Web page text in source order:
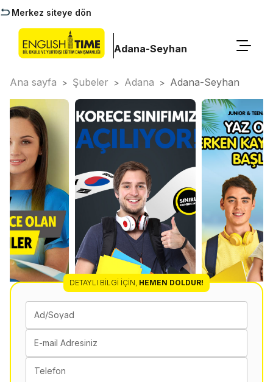
Merkez siteye dön
Adana-Seyhan
Ana sayfa > Şubeler > Adana > Adana-Seyhan
DETAYLI BILGI İÇIN, HEMEN DOLDUR!
Ad/Soyad
E-mail Adresiniz
Telefon